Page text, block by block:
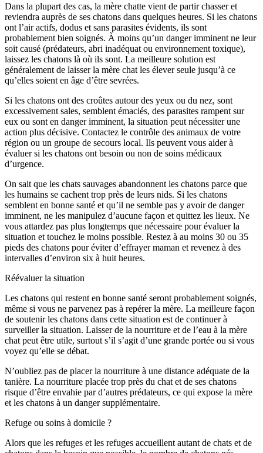
Dans la plupart des cas, la mère chatte vient de partir chasser et
reviendra auprès de ses chatons dans quelques heures. Si les chatons
ont l’air actifs, dodus et sans parasites évidents, ils sont
probablement bien soignés. À moins qu’un danger imminent ne leur
soit causé (prédateurs, abri inadéquat ou environnement toxique),
laissez les chatons là où ils sont. La meilleure solution est
généralement de laisser la mère chat les élever seule jusqu’à ce
qu’elles soient en âge d’être sevrées.
Si les chatons ont des croûtes autour des yeux ou du nez, sont
excessivement sales, semblent émaciés, des parasites rampent sur
eux ou sont en danger imminent, la situation peut nécessiter une
action plus décisive. Contactez le contrôle des animaux de votre
région ou un groupe de secours local. Ils peuvent vous aider à
évaluer si les chatons ont besoin ou non de soins médicaux
d’urgence.
On sait que les chats sauvages abandonnent les chatons parce que
les humains se cachent trop près de leurs nids. Si les chatons
semblent en bonne santé et qu’il ne semble pas y avoir de danger
imminent, ne les manipulez d’aucune façon et quittez les lieux. Ne
vous attardez pas plus longtemps que nécessaire pour évaluer la
situation et touchez le moins possible. Restez à au moins 30 ou 35
pieds des chatons pour éviter d’effrayer maman et revenez à des
intervalles d’environ six à huit heures.
Réévaluer la situation
Les chatons qui restent en bonne santé seront probablement soignés,
même si vous ne parvenez pas à repérer la mère. La meilleure façon
de soutenir les chatons dans cette situation est de continuer à
surveiller la situation. Laisser de la nourriture et de l’eau à la mère
chat peut être utile, surtout s’il s’agit d’une grande portée ou si vous
voyez qu’elle se débat.
N’oubliez pas de placer la nourriture à une distance adéquate de la
tanière. La nourriture placée trop près du chat et de ses chatons
risque d’être envahie par d’autres prédateurs, ce qui expose la mère
et les chatons à un danger supplémentaire.
Refuge ou soins à domicile ?
Alors que les refuges et les refuges accueillent autant de chats et de